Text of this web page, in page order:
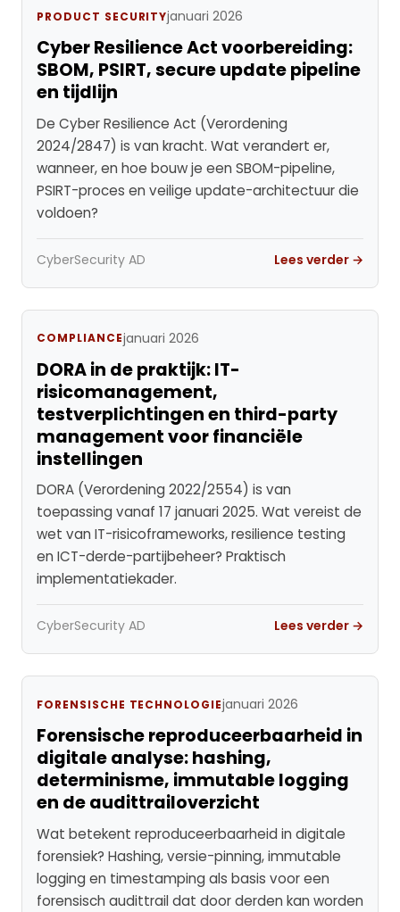
PRODUCT SECURITYjanuari 2026
Cyber Resilience Act voorbereiding:
SBOM, PSIRT, secure update pipeline
en tijdlijn
De Cyber Resilience Act (Verordening
2024/2847) is van kracht. Wat verandert er,
wanneer, en hoe bouw je een SBOM-pipeline,
PSIRT-proces en veilige update-architectuur die
voldoen?
CyberSecurity AD Lees verder →
COMPLIANCEjanuari 2026
DORA in de praktijk: IT-
risicomanagement,
testverplichtingen en third-party
management voor financiële
instellingen
DORA (Verordening 2022/2554) is van
toepassing vanaf 17 januari 2025. Wat vereist de
wet van IT-risicoframeworks, resilience testing
en ICT-derde-partijbeheer? Praktisch
implementatiekader.
CyberSecurity AD Lees verder →
FORENSISCHE TECHNOLOGIEjanuari 2026
Forensische reproduceerbaarheid in
digitale analyse: hashing,
determinisme, immutable logging
en de audittrailoverzicht
Wat betekent reproduceerbaarheid in digitale
forensiek? Hashing, versie-pinning, immutable
logging en timestamping als basis voor een
forensisch audittrail dat door derden kan worden